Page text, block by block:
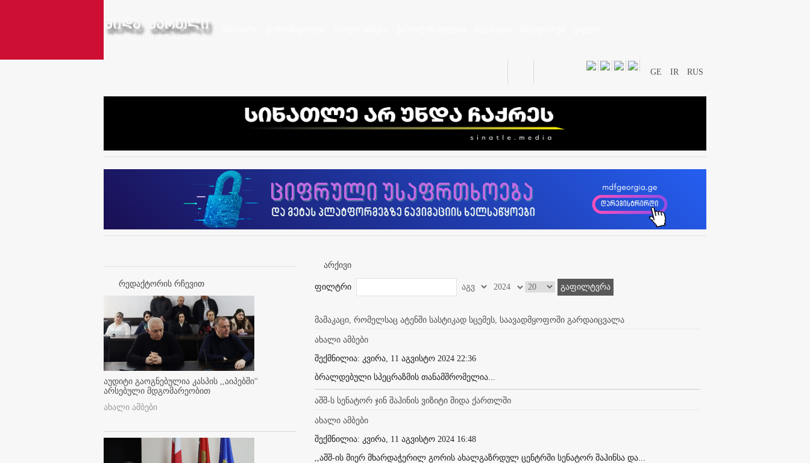
GE IR RUS
რედაქტორის რჩევით
აუდიტი გაოგნებულია კასპის ,,აიპებში''
არსებული მდგომარეობით
ახალი ამბები
არქივი
ფილტრი გაფილტვრა
მამაკაცი, რომელსაც ატენში სასტიკად სცემეს, საავადმყოფოში გარდაიცვალა
ახალი ამბები
შექმნილია: კვირა, 11 აგვისტო 2024 22:36
ბრალდებული სპეცრაზმის თანამშრომელია...
აშშ-ს სენატორ ჯინ შაჰინის ვიზიტი შიდა ქართლში
ახალი ამბები
შექმნილია: კვირა, 11 აგვისტო 2024 16:48
,,აშშ-ის მიერ მხარდაჭერილ გორის ახალგაზრდულ ცენტრში სენატორ შაჰინსა და...